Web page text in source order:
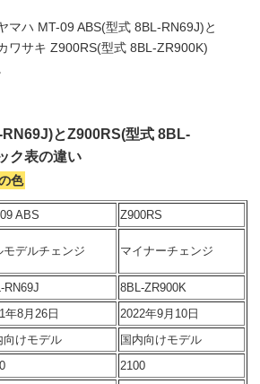
マハ MT-09 ABS(型式 8BL-RN69J)と
ワサキ Z900RS(型式 8BL-ZR900K)
RN69J)とZ900RS(型式 8BL-
ク表の違い
色
ABS
Z900RS
モデルチェンジ マイナーチェンジ
RN69J
8BL-ZR900K
年8月26日
2022年9月10日
向けモデル
国内向けモデル
2100